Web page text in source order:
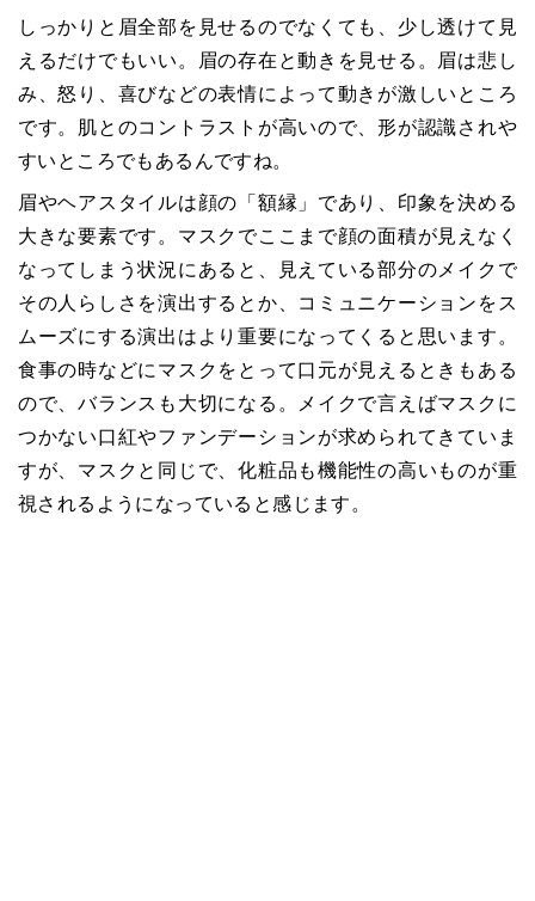
しっかりと眉全部を見せるのでなくても、少し透けて見
えるだけでもいい。眉の存在と動きを見せる。眉は悲し
み、怒り、喜びなどの表情によって動きが激しいところ
です。肌とのコントラストが高いので、形が認識されや
すいところでもあるんですね。
眉やヘアスタイルは顔の「額縁」であり、印象を決める
大きな要素です。マスクでここまで顔の面積が見えなく
なってしまう状況にあると、見えている部分のメイクで
その人らしさを演出するとか、コミュニケーションをス
ムーズにする演出はより重要になってくると思います。
食事の時などにマスクをとって口元が見えるときもある
ので、バランスも大切になる。メイクで言えばマスクに
つかない口紅やファンデーションが求められてきていま
すが、マスクと同じで、化粧品も機能性の高いものが重
視されるようになっていると感じます。